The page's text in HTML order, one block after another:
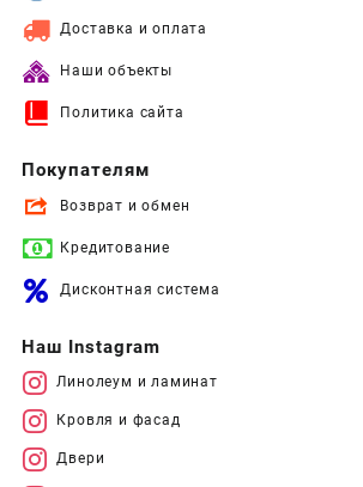
Доставка и оплата
Наши объекты
Политика сайта
Покупателям
Возврат и обмен
Кредитование
Дисконтная система
Наш Instagram
Линолеум и ламинат
Кровля и фасад
Двери